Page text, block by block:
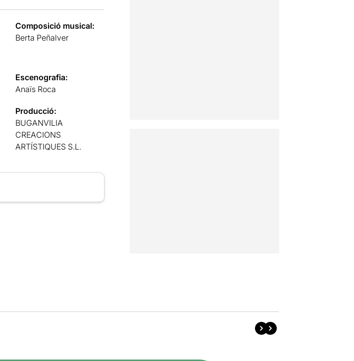
Composició musical:
Berta Peñalver
Escenografia:
Anaïs Roca
Producció:
BUGANVILIA
CREACIONS
ARTÍSTIQUES S.L.